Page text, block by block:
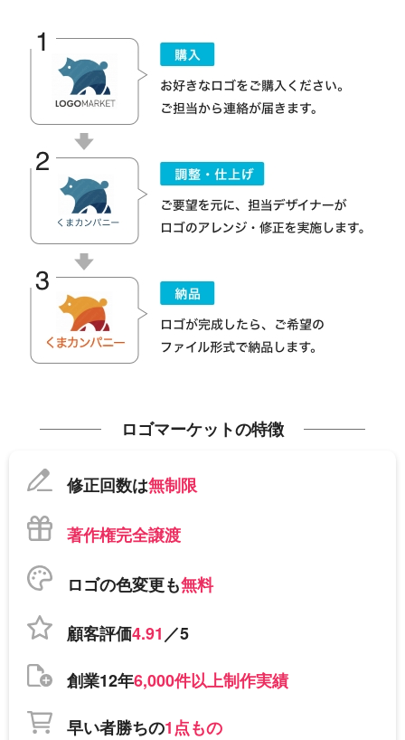
ロゴマーケットの特徴
修正回数は無制限
著作権完全譲渡
ロゴの色変更も無料
顧客評価4.91／5
創業12年6,000件以上制作実績
早い者勝ちの1点もの